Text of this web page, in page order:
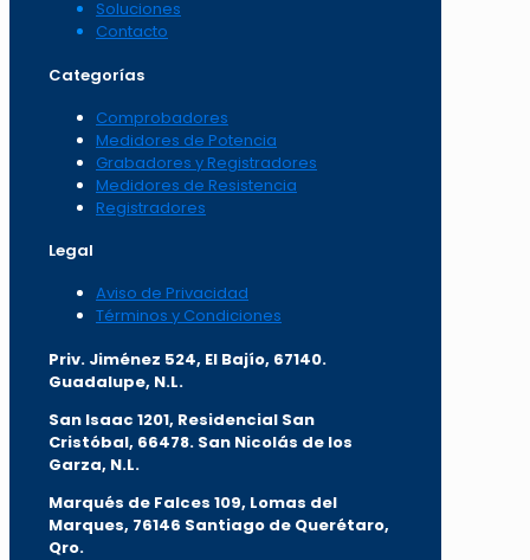
Soluciones
Contacto
Categorías
Comprobadores
Medidores de Potencia
Grabadores y Registradores
Medidores de Resistencia
Registradores
Legal
Aviso de Privacidad
Términos y Condiciones
Priv. Jiménez 524, El Bajío, 67140.
Guadalupe, N.L.
San Isaac 1201, Residencial San
Cristóbal, 66478. San Nicolás de los
Garza, N.L.
Marqués de Falces 109, Lomas del
Marques, 76146 Santiago de Querétaro,
Qro.